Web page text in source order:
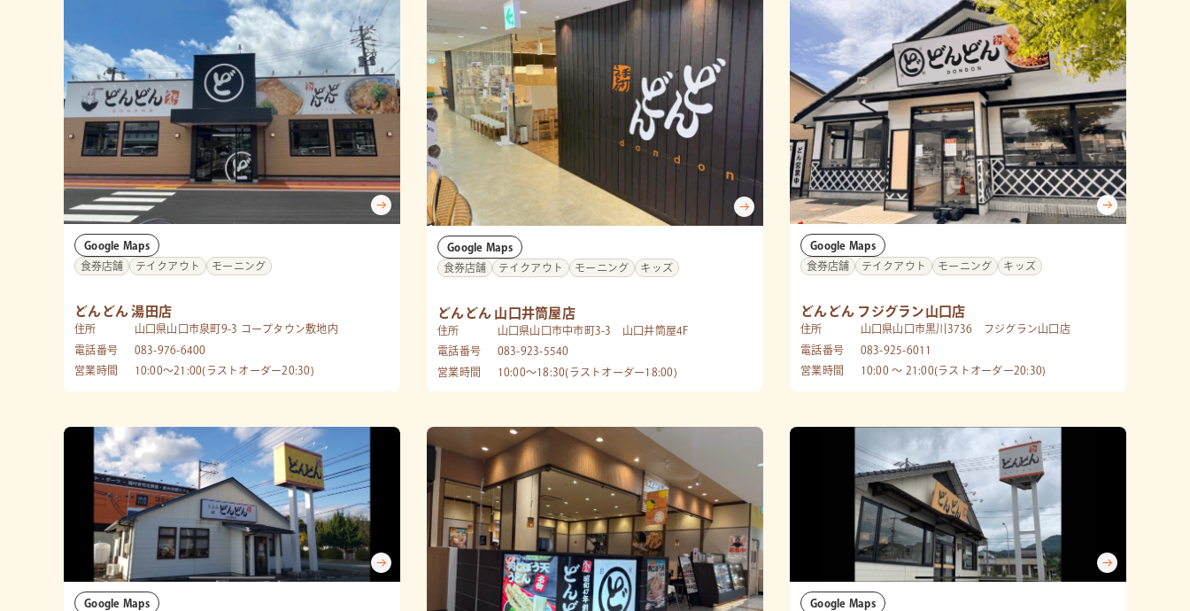
Google Maps
食券店舗
テイクアウト モーニング
どんどん 湯田店
住所
山口県山口市泉町9-3 コープタウン敷地内
電話番号
083-976-6400
営業時間
10:00～21:00(ラストオーダー20:30)
Google Maps
食券店舗
テイクアウト モーニング キッズ
どんどん 山口井筒屋店
住所
山口県山口市中市町3-3 山口井筒屋4F
電話番号
083-923-5540
営業時間
10:00～18:30(ラストオーダー18:00)
Google Maps
食券店舗
テイクアウト モーニング キッズ
どんどん フジグラン山口店
住所
山口県山口市黒川3736 フジグラン山口店
電話番号
083-925-6011
営業時間
10:00 〜 21:00(ラストオーダー20:30)
Google Maps
Google Maps